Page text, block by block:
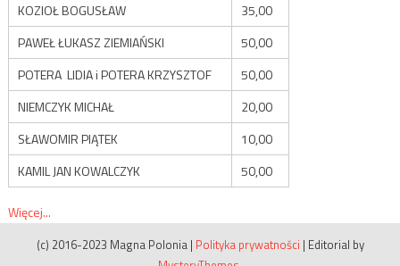
KOZIOŁ BOGUSŁAW
35,00
PAWEŁ ŁUKASZ ZIEMIAŃSKI
50,00
POTERA LIDIA i POTERA KRZYSZTOF
50,00
NIEMCZYK MICHAŁ
20,00
SŁAWOMIR PIĄTEK
10,00
KAMIL JAN KOWALCZYK
50,00
Więcej...
(c) 2016-2023 Magna Polonia | Polityka prywatności | Editorial by